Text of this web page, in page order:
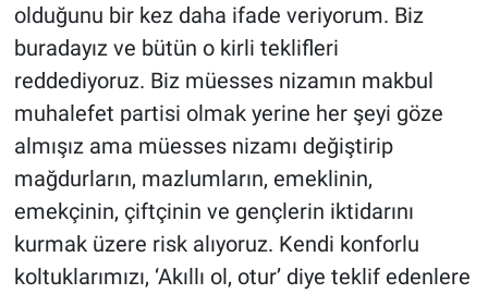
olduğunu bir kez daha ifade veriyorum. Biz
buradayız ve bütün o kirli teklifleri
reddediyoruz. Biz müesses nizamın makbul
muhalefet partisi olmak yerine her şeyi göze
almışız ama müesses nizamı değiştirip
mağdurların, mazlumların, emeklinin,
emekçinin, çiftçinin ve gençlerin iktidarını
kurmak üzere risk alıyoruz. Kendi konforlu
koltuklarımızı, ‘Akıllı ol, otur’ diye teklif edenlere